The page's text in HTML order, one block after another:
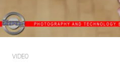
VIDEO